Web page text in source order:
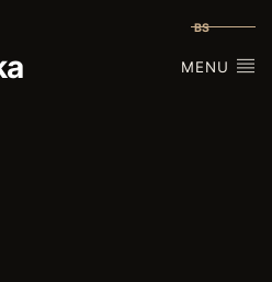
BS
MENU